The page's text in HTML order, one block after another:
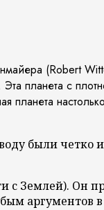
(Robert
планета с
были
с Землей). Он
аргументов